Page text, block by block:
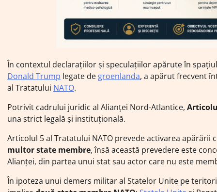
În contextul declarațiilor și speculațiilor apărute în
Donald Trump legate de groenlanda, a apărut frecvent
al Tratatului NATO.
Potrivit cadrului juridic al Alianței Nord-Atlantice,
una strict legală și instituțională.
Articolul 5 al Tratatului NATO prevede activarea apărării
multor state membre, însă această prevedere este
Alianței, din partea unui stat sau actor care nu este
În ipoteza unui demers militar al Statelor Unite pe